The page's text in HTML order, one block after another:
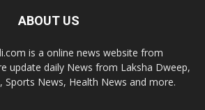
ABOUT US
is a online news website from
update daily News from Laksha Dweep,
Sports News, Health News and more.